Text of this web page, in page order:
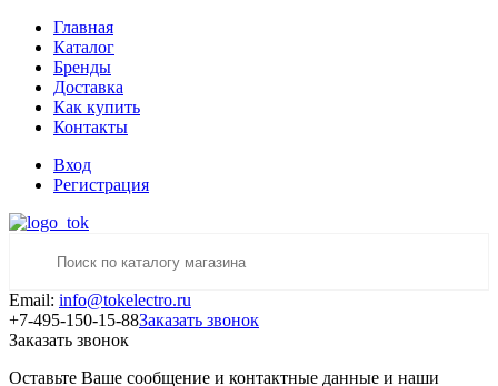
Главная
Каталог
Бренды
Доставка
Как купить
Контакты
Вход
Регистрация
Email: info@tokelectro.ru
+7-495-150-15-88Заказать звонок
Заказать звонок
Оставьте Ваше сообщение и контактные данные и наши